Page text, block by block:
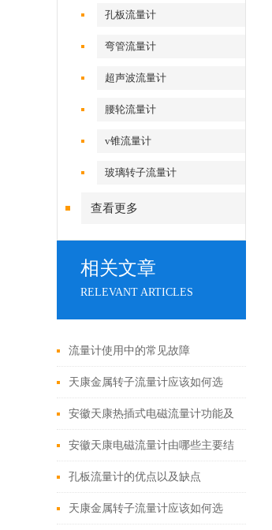
孔板流量计
弯管流量计
超声波流量计
腰轮流量计
v锥流量计
玻璃转子流量计
查看更多
相关文章
RELEVANT ARTICLES
流量计使用中的常见故障
天康金属转子流量计应该如何选
型？
安徽天康热插式电磁流量计功能及
应用
安徽天康电磁流量计由哪些主要结
构
孔板流量计的优点以及缺点
天康金属转子流量计应该如何选